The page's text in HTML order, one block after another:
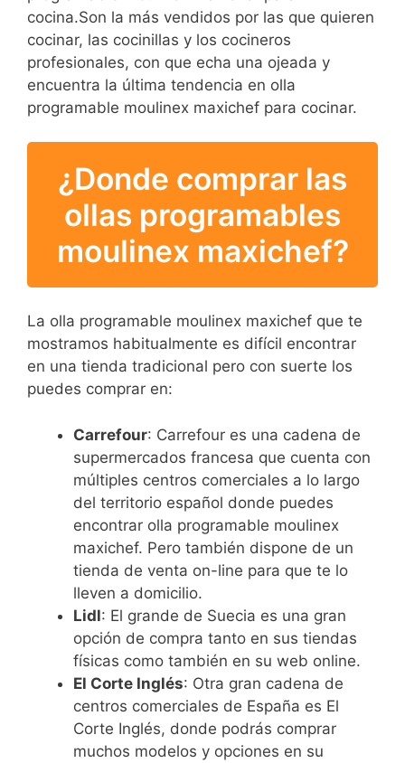
cocina.Son la más vendidos por las que quieren
cocinar, las cocinillas y los cocineros
profesionales, con que echa una ojeada y
encuentra la última tendencia en olla
programable moulinex maxichef para cocinar.
¿Donde comprar las
ollas programables
moulinex maxichef?
La olla programable moulinex maxichef que te
mostramos habitualmente es difícil encontrar
en una tienda tradicional pero con suerte los
puedes comprar en:
Carrefour: Carrefour es una cadena de
supermercados francesa que cuenta con
múltiples centros comerciales a lo largo
del territorio español donde puedes
encontrar olla programable moulinex
maxichef. Pero también dispone de un
tienda de venta on-line para que te lo
lleven a domicilio.
Lidl: El grande de Suecia es una gran
opción de compra tanto en sus tiendas
físicas como también en su web online.
El Corte Inglés: Otra gran cadena de
centros comerciales de España es El
Corte Inglés, donde podrás comprar
muchos modelos y opciones en su